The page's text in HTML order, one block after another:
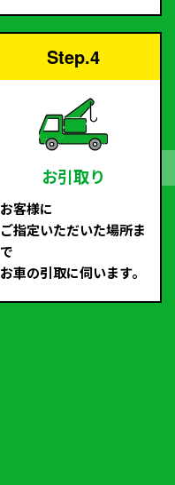
Step.4
お引取り
お客様に
ご指定いただいた場所ま
で
お車の引取に伺います。